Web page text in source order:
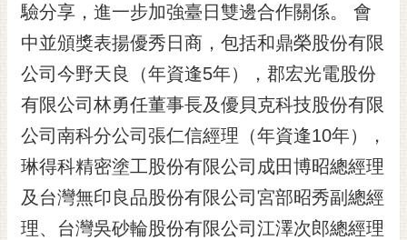
驗分享，進一步加強臺日雙邊合作關係。 會
中並頒獎表揚優秀日商，包括和鼎榮股份有限
公司今野天良（年資逢5年），郡宏光電股份
有限公司林勇任董事長及優貝克科技股份有限
公司南科分公司張仁信經理（年資逢10年），
琳得科精密塗工股份有限公司成田博昭總經理
及台灣無印良品股份有限公司宮部昭秀副總經
理、台灣吳砂輪股份有限公司江澤次郎總經理